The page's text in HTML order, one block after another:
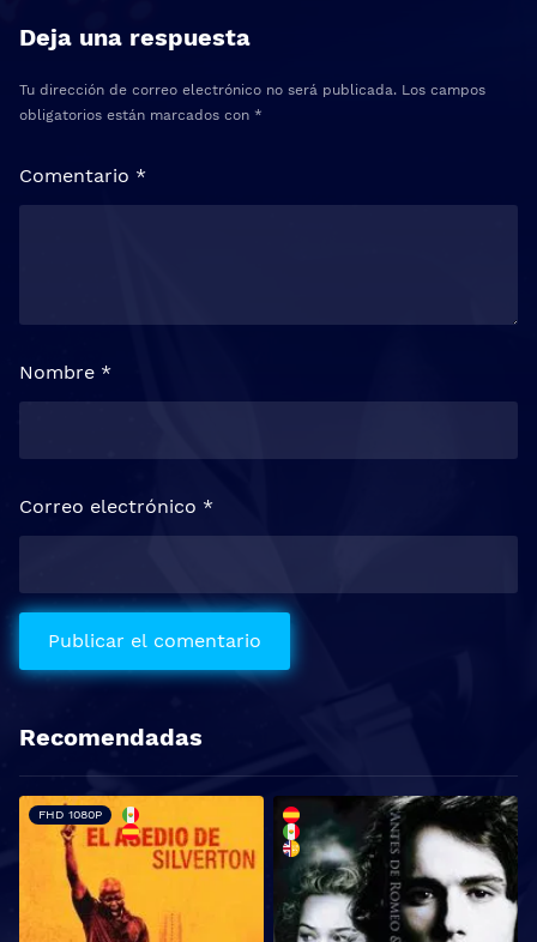
Deja una respuesta
Tu dirección de correo electrónico no será publicada. Los campos
obligatorios están marcados con *
Comentario *
Nombre *
Correo electrónico *
Recomendadas
FHD 1080P